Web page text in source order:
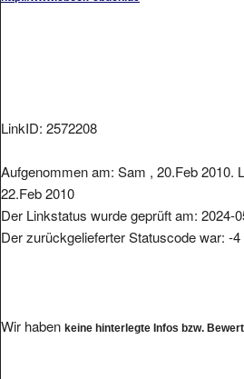
LinkID: 2572208
Aufgenommen am: Sam , 20.Feb 2010.
22.Feb 2010
Der Linkstatus wurde geprüft am: 2024-
Der zurückgelieferter Statuscode war: -4
Wir haben keine hinterlegte Infos bzw.